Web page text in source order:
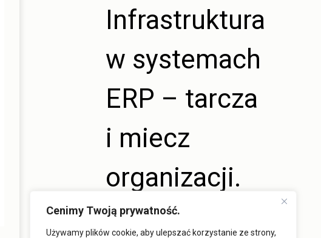
Cenimy Twoją prywatność.
Używamy plików cookie, aby ulepszać korzystanie ze strony,
Infrastruktura
w systemach
ERP – tarcza
i miecz
organizacji.
19 / 11 /